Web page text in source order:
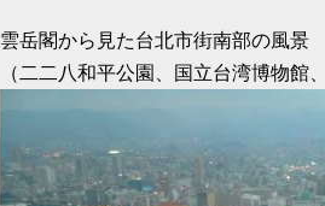
雲岳閣から見た台北市街南部の風景
（二二八和平公園、国立台湾博物館